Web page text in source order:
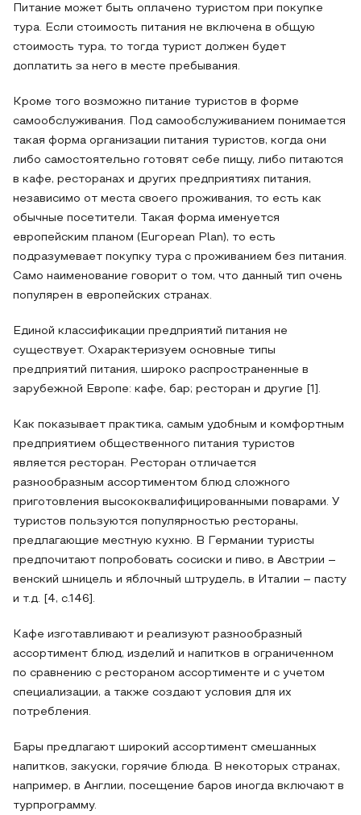
Питание может быть оплачено туристом при покупке
тура. Если стоимость питания не включена в общую
стоимость тура, то тогда турист должен будет
доплатить за него в месте пребывания.
Кроме того возможно питание туристов в форме
самообслуживания. Под самообслуживанием понимается
такая форма организации питания туристов, когда они
либо самостоятельно готовят себе пищу, либо питаются
в кафе, ресторанах и других предприятиях питания,
независимо от места своего проживания, то есть как
обычные посетители. Такая форма именуется
европейским планом (European Plan), то есть
подразумевает покупку тура с проживанием без питания.
Само наименование говорит о том, что данный тип очень
популярен в европейских странах.
Единой классификации предприятий питания не
существует. Охарактеризуем основные типы
предприятий питания, широко распространенные в
зарубежной Европе: кафе, бар; ресторан и другие [1].
Как показывает практика, самым удобным и комфортным
предприятием общественного питания туристов
является ресторан. Ресторан отличается
разнообразным ассортиментом блюд сложного
приготовления высококвалифицированными поварами. У
туристов пользуются популярностью рестораны,
предлагающие местную кухню. В Германии туристы
предпочитают попробовать сосиски и пиво, в Австрии –
венский шницель и яблочный штрудель, в Италии – пасту
и т.д. [4, с.146].
Кафе изготавливают и реализуют разнообразный
ассортимент блюд, изделий и напитков в ограниченном
по сравнению с рестораном ассортименте и с учетом
специализации, а также создают условия для их
потребления.
Бары предлагают широкий ассортимент смешанных
напитков, закуски, горячие блюда. В некоторых странах,
например, в Англии, посещение баров иногда включают в
турпрограмму.